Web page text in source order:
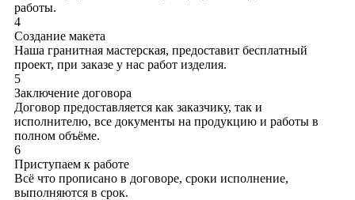
работы.
4
Создание макета
Наша гранитная мастерская, предоставит бесплатный
проект, при заказе у нас работ изделия.
5
Заключение договора
Договор предоставляется как заказчику, так и
исполнителю, все документы на продукцию и работы в
полном объёме.
6
Приступаем к работе
Всё что прописано в договоре, сроки исполнение,
выполняются в срок.